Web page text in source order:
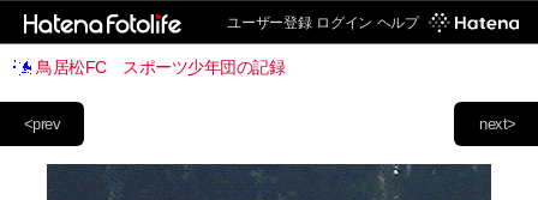
ユーザー登録 ログイン ヘルプ
鳥居松FC スポーツ少年団の記録
next>
<prev